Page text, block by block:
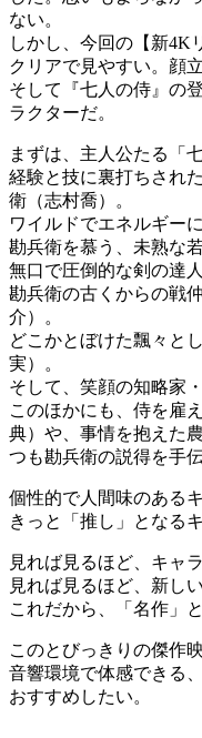
ない。
しかし、今回の【新4K
クリアで見やすい。顔
そして『七人の侍』の
ラクターだ。
まずは、主人公たる「
経験と技に裏打ちされ
衛（志村喬）。
ワイルドでエネルギー
勘兵衛を慕う、未熟な
無口で圧倒的な剣の達
勘兵衛の古くからの戦
介）。
どこかとぼけた飄々と
実）。
そして、笑顔の知略家
このほかにも、侍を雇
典）や、事情を抱えた
つも勘兵衛の説得を手
個性的で人間味のある
きっと「推し」となる
見れば見るほど、キャ
見れば見るほど、新し
これだから、「名作」
このとびっきりの傑作
音響環境で体感できる
おすすめしたい。